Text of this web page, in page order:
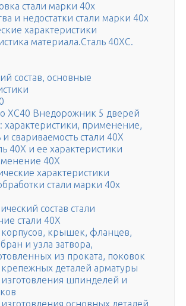
стали марки 40х
и недостатки стали марки 40х
характеристики
материала.Сталь 40ХС.
состав, основные
XC40 Внедорожник 5 дверей
характеристики, применение,
и свариваемость стали 40Х
40Х и ее характеристики
40Х
характеристики
стали марки 40х
состав стали
стали 40Х
корпусов, крышек, фланцев,
и узла затвора,
из проката, поковок
крепежных деталей арматуры
изготовления шпинделей и
основных деталей